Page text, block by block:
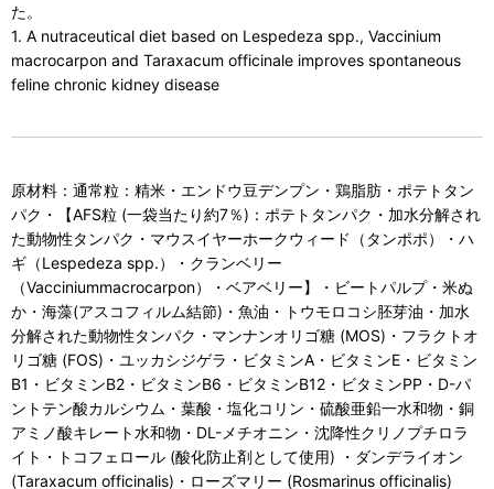
た。
1. A nutraceutical diet based on Lespedeza spp., Vaccinium
macrocarpon and Taraxacum officinale improves spontaneous
feline chronic kidney disease
原材料：通常粒：精米・エンドウ豆デンプン・鶏脂肪・ポテトタン
パク・【AFS粒 (一袋当たり約7％)：ポテトタンパク・加水分解され
た動物性タンパク・マウスイヤーホークウィード（タンポポ）・ハ
ギ（Lespedeza spp.）・クランベリー
（Vacciniummacrocarpon）・ベアベリー】・ビートパルプ・米ぬ
か・海藻(アスコフィルム結節)・魚油・トウモロコシ胚芽油・加水
分解された動物性タンパク・マンナンオリゴ糖 (MOS)・フラクトオ
リゴ糖 (FOS)・ユッカシジゲラ・ビタミンA・ビタミンE・ビタミン
B1・ビタミンB2・ビタミンB6・ビタミンB12・ビタミンPP・D-パ
ントテン酸カルシウム・葉酸・塩化コリン・硫酸亜鉛一水和物・銅
アミノ酸キレート水和物・DL-メチオニン・沈降性クリノプチロラ
イト・トコフェロール (酸化防止剤として使用) ・ダンデライオン
(Taraxacum officinalis)・ローズマリー (Rosmarinus officinalis)